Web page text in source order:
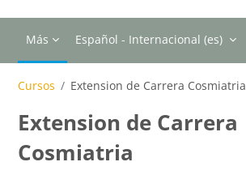
Más Español - Internacional ‎(es)‎
Cursos Extension de Carrera Cosmiatria
Extension de Carrera
Cosmiatria